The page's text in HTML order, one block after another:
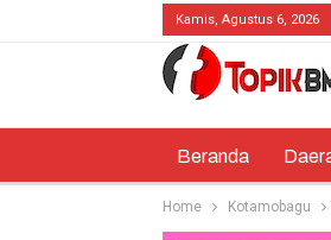
Kamis, Agustus 6, 2026
Beranda
Home Kotamobagu